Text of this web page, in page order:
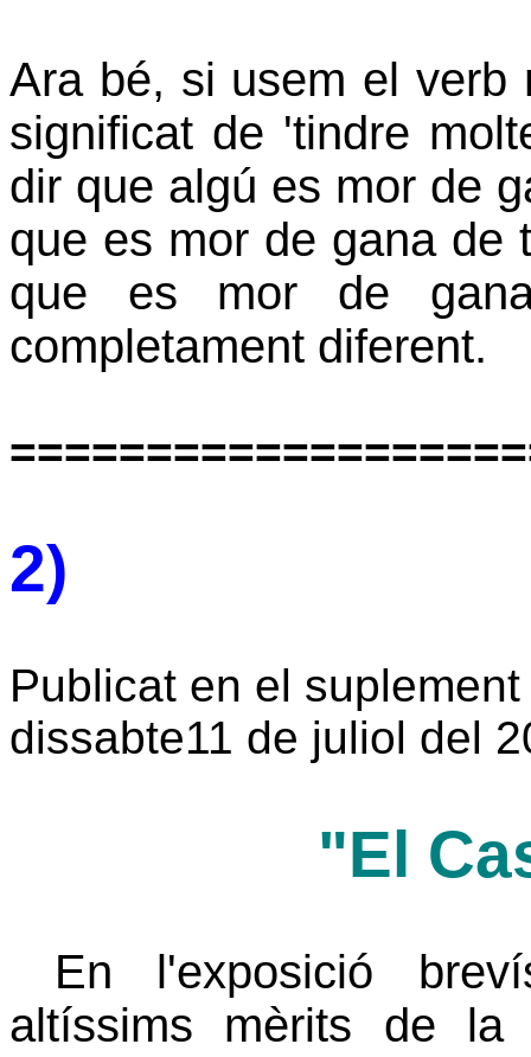
Ara bé, si usem el verb
significat de 'tindre
dir que algú es mor de
que es mor de gana de
que es mor de
completament diferent.
2)
Publicat en el
dissabte11 de juliol del
"El
En l'exposició
altíssims mèrits de la